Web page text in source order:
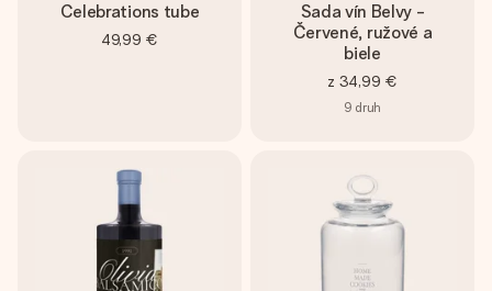
Celebrations tube
49,99 €
Sada vín Belvy -
Červené, ružové a
biele
z 34,99 €
9 druh